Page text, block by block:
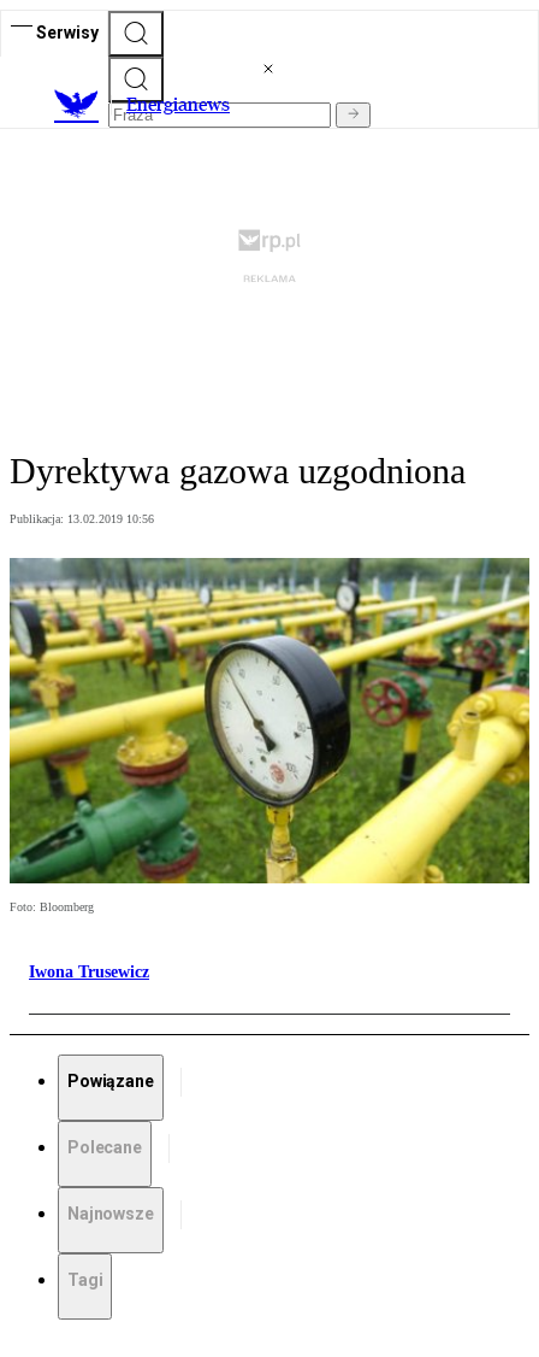
Serwisy
Energianews
Dyrektywa gazowa uzgodniona
Publikacja: 13.02.2019 10:56
Foto: Bloomberg
Iwona Trusewicz
Powiązane
Polecane
Najnowsze
Tagi